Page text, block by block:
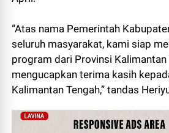
“Atas nama Pemerintah
seluruh masyarakat, kami siap
program dari Provinsi Kalimantan
mengucapkan terima kasih
Kalimantan Tengah,” tandas